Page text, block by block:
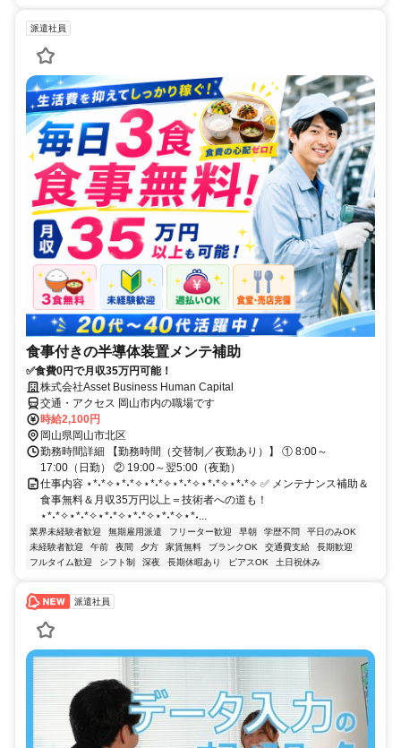
派遣社員
食事付きの半導体装置メンテ補助
✅食費0円で月収35万円可能！
株式会社Asset Business Human Capital
交通・アクセス 岡山市内の職場です
時給2,100円
岡山県岡山市北区
勤務時間詳細 【勤務時間（交替制／夜勤あり）】 ① 8:00～
17:00（日勤） ② 19:00～翌5:00（夜勤）
仕事内容 ⋆*˖*✧⋆*˖*✧⋆*˖*✧⋆*˖*✧⋆*˖*✧⋆*˖*✧ ✅ メンテナンス補助＆
食事無料＆月収35万円以上＝技術者への道も！
⋆*˖*✧⋆*˖*✧⋆*˖*✧⋆*˖*✧⋆*˖*✧⋆*˖...
業界未経験者歓迎 無期雇用派遣 フリーター歓迎 早朝 学歴不問
平日のみOK
未経験者歓迎
午前 夜間 夕方 家賃無料 ブランクOK 交通費支給
長期歓迎
フルタイム歓迎
シフト制 深夜 長期休暇あり ピアスOK 土日祝休み
派遣社員